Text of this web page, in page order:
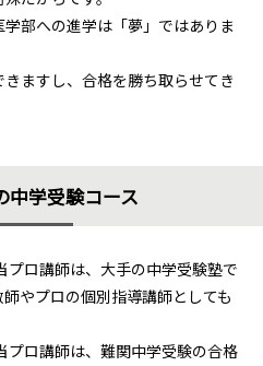
部への進学は「夢」ではありま
ますし、合格を勝ち取らせてき
中学受験コース
ロ講師は、大手の中学受験塾で
やプロの個別指導講師としても
ロ講師は、難関中学受験の合格